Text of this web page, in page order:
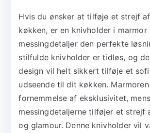
Hvis du ønsker at tilføje et strejf
køkken, er en knivholder i marmor
messingdetaljer den perfekte
stilfulde knivholder er tidløs, og
design vil helt sikkert tilføje et
udseende til dit køkken.
fornemmelse af eksklusivitet, mens
messingdetaljerne tilføjer et strejf
og glamour. Denne knivholder vil